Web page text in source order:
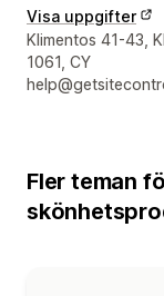
Visa uppgifter
Designerns
Klimentos 41-43,
1061, CY
Fler teman